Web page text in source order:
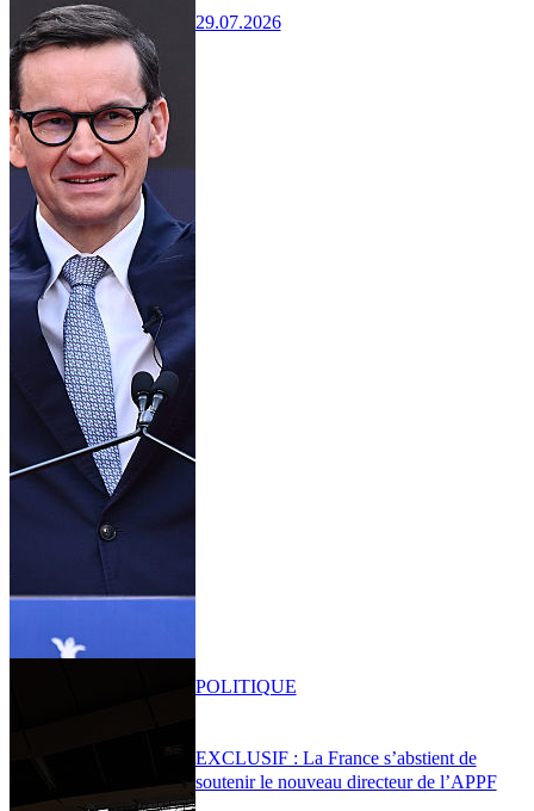
29.07.2026
EXCLUSIF : La France s’abstient de
soutenir le nouveau directeur de l’APPF
POLITIQUE